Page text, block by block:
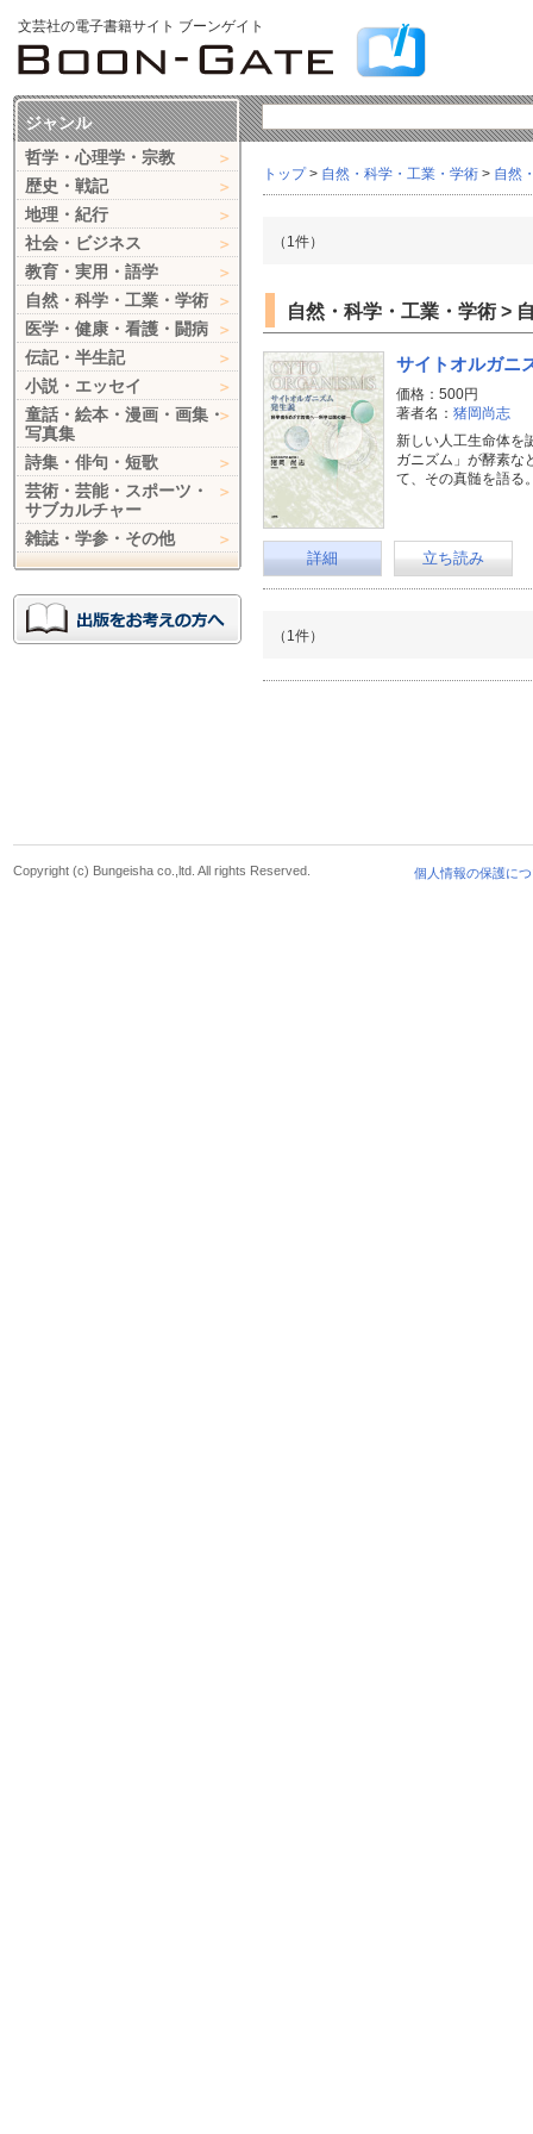
文芸社の電子書籍サイト ブーンゲイト
トップ> 自然・科学・工業・学術 > 自然
（1件）
自然・科学・工業・学術 >
サイトオルガニ
価格：500円
著者名： 猪岡尚志
新しい人工生命体を
ガニズム」が酵素な
て、その真髄を語る
詳細 立ち読み
（1件）
ジャンル
哲学・心理学・宗教
歴史・戦記
地理・紀行
社会・ビジネス
教育・実用・語学
自然・科学・工業・学術
医学・健康・看護・闘病
伝記・半生記
小説・エッセイ
童話・絵本・漫画・画集・
写真集
詩集・俳句・短歌
芸術・芸能・スポーツ・
サブカルチャー
雑誌・学参・その他
個人情報の保護に
Copyright (c) Bungeisha co.,ltd. All rights Reserved.